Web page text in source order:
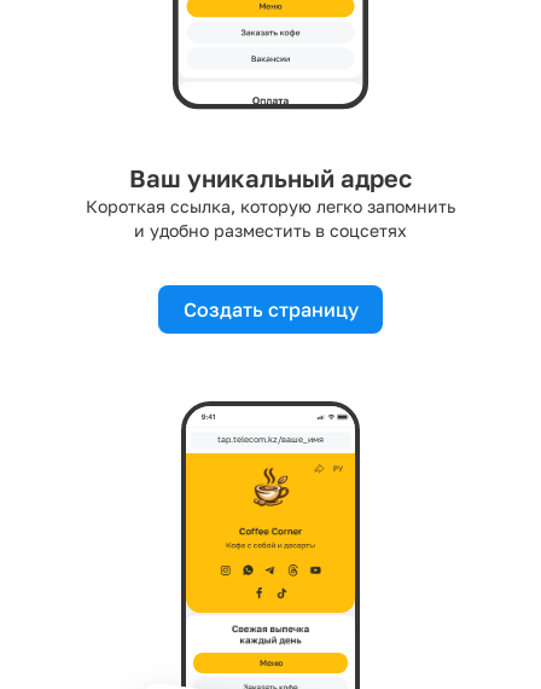
Ваш уникальный адрес
Короткая ссылка, которую легко запомнить
и удобно разместить в соцсетях
Создать страницу
Меню
tap.telecom.kz/ваше_имя